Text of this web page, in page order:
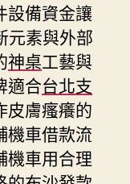
設備資金讓
元素與外部
神桌工藝與
適合台北支
皮膚瘙癢的
機車借款流
機車用合理